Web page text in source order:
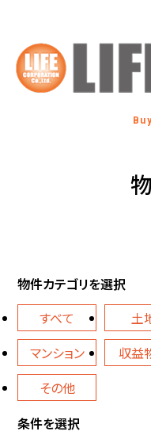
物件カテゴリを選択
すべて
土
マンション
収益
その他
条件を選択